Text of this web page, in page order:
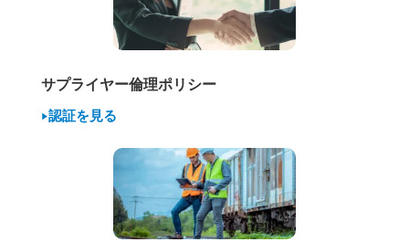
サプライヤー倫理ポリシー
認証を見る